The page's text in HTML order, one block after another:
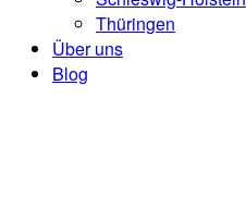
Thüringen
Über uns
Blog